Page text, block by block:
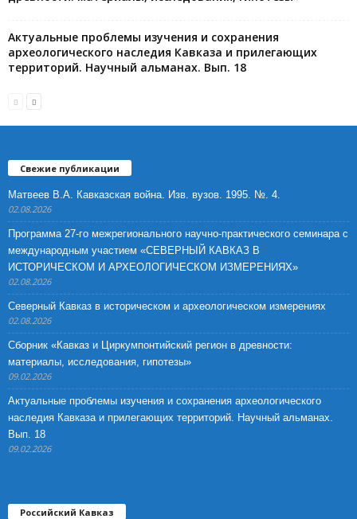
Актуальные проблемы изучения и сохранения
археологического наследия Кавказа и прилегающих
территорий. Научный альманах. Вып. 18
Свежие публикации
Матвеев В.А. Кавказская война. Изв. вузов. 1995. №. 4.
02.08.2026
Программа 27-го межрегионального научно-практического семинара с
международным участием «СЕВЕРНЫЙ КАВКАЗ В
ИСТОРИЧЕСКОМ И АРХЕОЛОГИЧЕСКОМ ИЗМЕРЕНИЯХ»
02.08.2026
Северный Кавказ в историческом и археологическом измерениях
02.08.2026
Сборник «Кавказ и Циркумпонтийский регион в древности:
материалы, исследования, гипотезы»
09.02.2026
Актуальные проблемы изучения и сохранения археологического
наследия Кавказа и прилегающих территорий. Научный альманах.
Вып. 18
09.02.2026
Российский Кавказ